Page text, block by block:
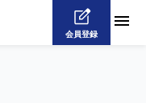
会員登録